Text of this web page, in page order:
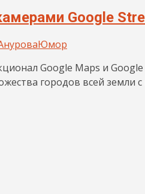
Google
Юмор
Google Maps и
городов всей земли